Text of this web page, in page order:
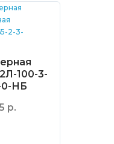
100-3-
0-НБ
р.